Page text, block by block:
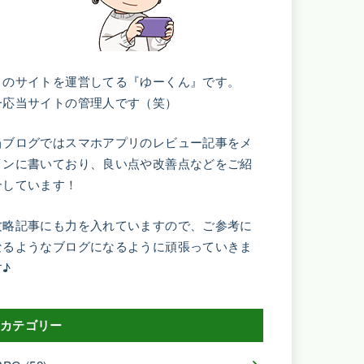
サイトを運営してる『ゆーくん』です。
当サイトの管理人です（笑）
ログではスマホアプリのレビュー記事をメ
に書いており、良い点や改善点などをご紹
ています！
記事にも力を入れていますので、ご参考に
ようなブログになるように頑張っていきま
♪
カテゴリー